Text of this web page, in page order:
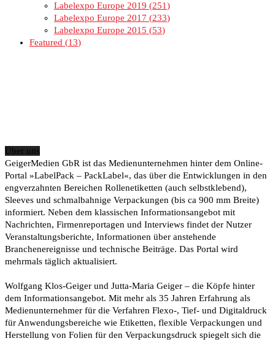
Labelexpo Europe 2019
251
Labelexpo Europe 2017
233
Labelexpo Europe 2015
53
Featured
13
Über uns
GeigerMedien GbR ist das Medienunternehmen hinter dem Online-
Portal »LabelPack – PackLabel«, das über die Entwicklungen in den
engverzahnten Bereichen Rollenetiketten (auch selbstklebend),
Sleeves und schmalbahnige Verpackungen (bis ca 900 mm Breite)
informiert. Neben dem klassischen Informationsangebot mit
Nachrichten, Firmenreportagen und Interviews findet der Nutzer
Veranstaltungsberichte, Informationen über anstehende
Branchenereignisse und technische Beiträge. Das Portal wird
mehrmals täglich aktualisiert.
Wolfgang Klos-Geiger und Jutta-Maria Geiger – die Köpfe hinter
dem Informationsangebot. Mit mehr als 35 Jahren Erfahrung als
Medienunternehmer für die Verfahren Flexo-, Tief- und Digitaldruck
für Anwendungsbereiche wie Etiketten, flexible Verpackungen und
Herstellung von Folien für den Verpackungsdruck spiegelt sich die